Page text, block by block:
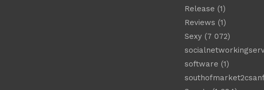
Release (1)
Reviews (1)
Sexy(7 072)
software (1)